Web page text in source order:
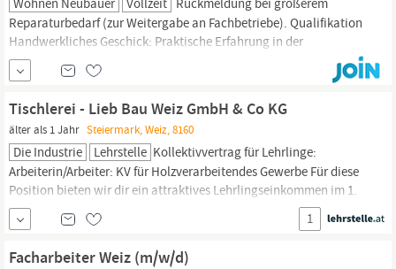
Reparaturbedarf (zur Weitergabe an Fachbetriebe). Qualifikation
Handwerkliches Geschick: Praktische Erfahrung in der
Instandhaltung oder ein handwerklicher Hintergrund (z. B. als
Tischler,
Installateur, Elektriker, Fliesen und Bodenleger, Maler
Klasse B zwingend...
Tischlerei - Lieb Bau Weiz GmbH & Co KG
älter als 1 Jahr Steiermark, Weiz, 8160
Die Industrie Lehrstelle Kollektivvertrag für Lehrlinge:
Arbeiterin/Arbeiter: KV für Holzverarbeitendes Gewerbe Für diese
Position bieten wir dir ein attraktives Lehrlingseinkommen im 1.
Lehrjahr von € brutto pro Monat.
1
Facharbeiter Weiz (m/w/d)